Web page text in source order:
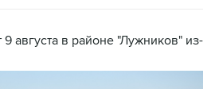
августа в районе "Лужников" из-